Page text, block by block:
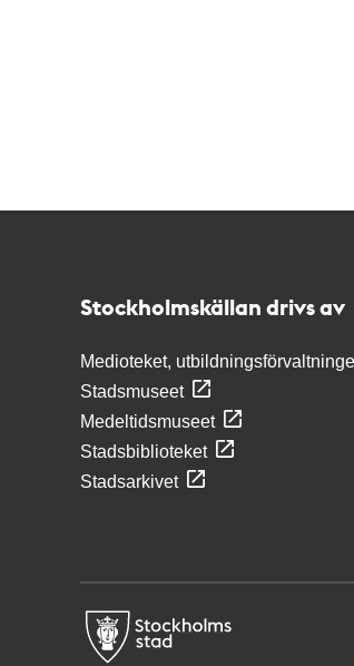
Stockholmskällan drivs av
Medioteket,
Stadsmuseet
Medeltidsmuseet
Stadsbiblioteket
Stadsarkivet